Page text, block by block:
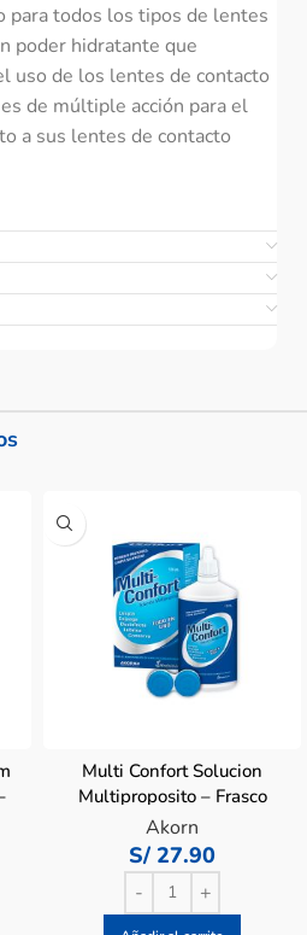
para todos los tipos de lentes
poder hidratante que
uso de los lentes de contacto
de múltiple acción para el
a sus lentes de contacto
Multi Confort Solucion
Multiproposito – Frasco
120 Ml
Akorn
S/ 27.90